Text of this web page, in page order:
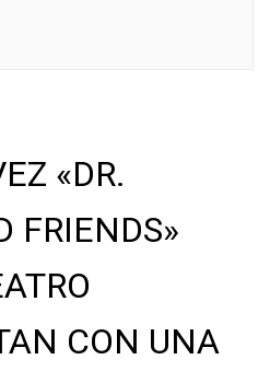
«DR.
FRIENDS»
CON UNA